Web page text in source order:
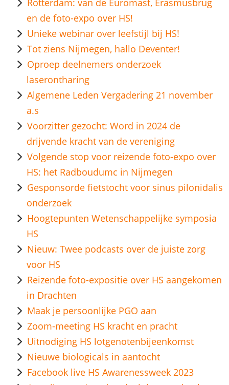
Rotterdam: van de Euromast, Erasmusbrug
en de foto-expo over HS!
Unieke webinar over leefstijl bij HS!
Tot ziens Nijmegen, hallo Deventer!
Oproep deelnemers onderzoek
laserontharing
Algemene Leden Vergadering 21 november
a.s
Voorzitter gezocht: Word in 2024 de
drijvende kracht van de vereniging
Volgende stop voor reizende foto-expo over
HS: het Radboudumc in Nijmegen
Gesponsorde fietstocht voor sinus pilonidalis
onderzoek
Hoogtepunten Wetenschappelijke symposia
HS
Nieuw: Twee podcasts over ​de juiste zorg
voor HS
Reizende foto-expositie over HS aangekomen
in Drachten
Maak je persoonlijke PGO aan
Zoom-meeting HS kracht en pracht
Uitnodiging HS lotgenotenbijeenkomst
Nieuwe biologicals in aantocht
Facebook live HS Awarenessweek 2023